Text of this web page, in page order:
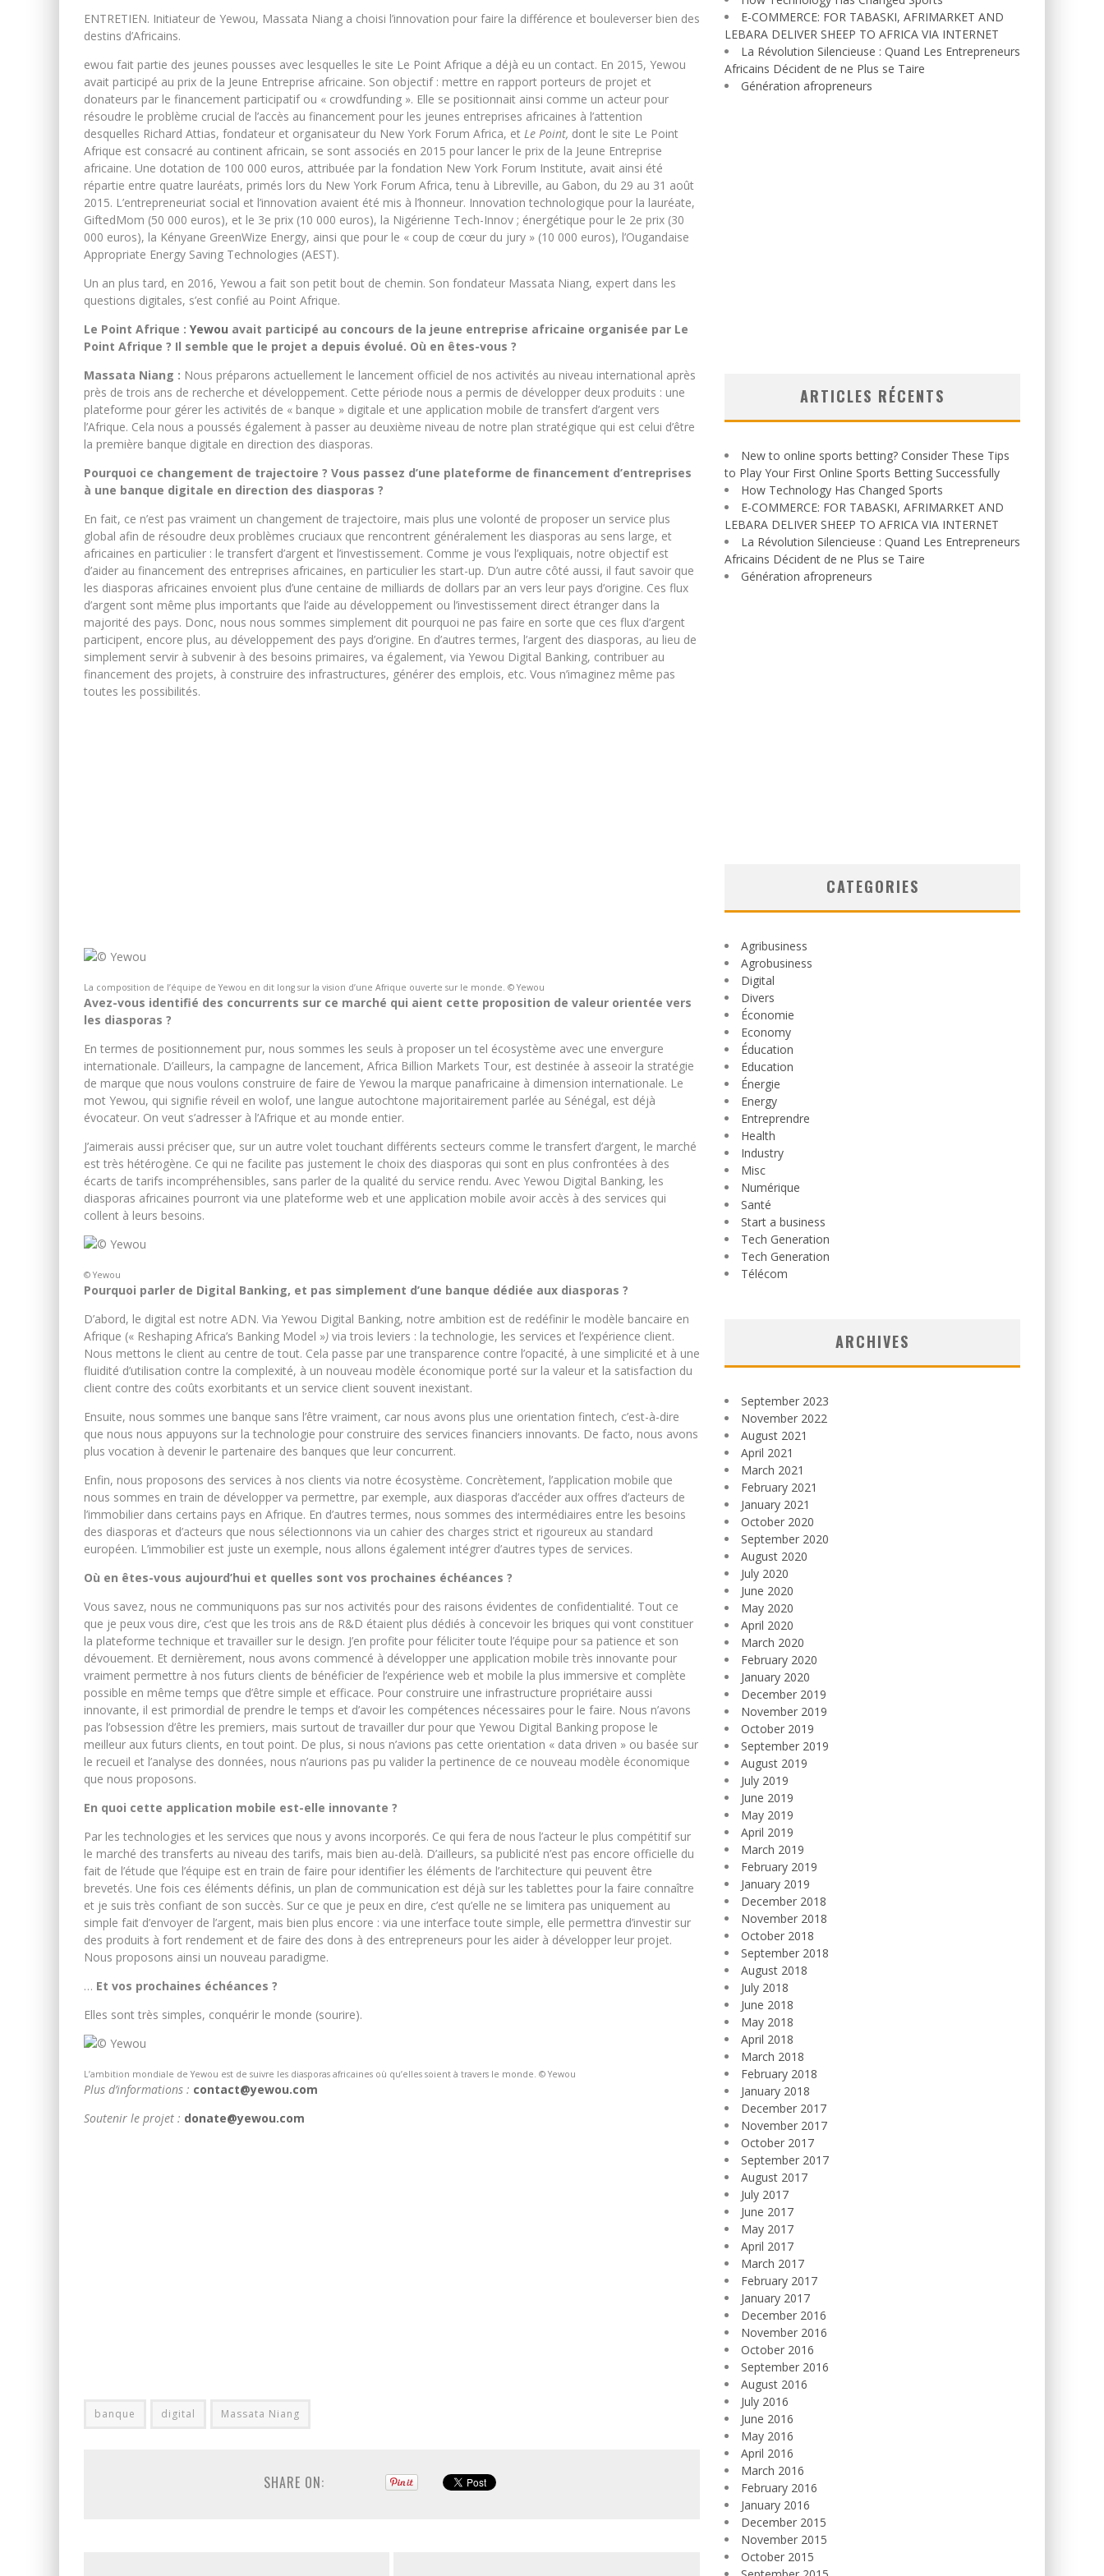
ENTRETIEN. Initiateur de Yewou, Massata Niang a choisi l’innovation pour faire la différence et bouleverser bien des
destins d’Africains.
ewou fait partie des jeunes pousses avec lesquelles le site Le Point Afrique a déjà eu un contact. En 2015, Yewou
avait participé au prix de la Jeune Entreprise africaine. Son objectif : mettre en rapport porteurs de projet et
donateurs par le financement participatif ou « crowdfunding ». Elle se positionnait ainsi comme un acteur pour
résoudre le problème crucial de l’accès au financement pour les jeunes entreprises africaines à l’attention
desquelles Richard Attias, fondateur et organisateur du New York Forum Africa, et Le Point, dont le site Le Point
Afrique est consacré au continent africain, se sont associés en 2015 pour lancer le prix de la Jeune Entreprise
africaine. Une dotation de 100 000 euros, attribuée par la fondation New York Forum Institute, avait ainsi été
répartie entre quatre lauréats, primés lors du New York Forum Africa, tenu à Libreville, au Gabon, du 29 au 31 août
2015. L’entrepreneuriat social et l’innovation avaient été mis à l’honneur. Innovation technologique pour la lauréate,
GiftedMom (50 000 euros), et le 3e prix (10 000 euros), la Nigérienne Tech-Innov ; énergétique pour le 2e prix (30
000 euros), la Kényane GreenWize Energy, ainsi que pour le « coup de cœur du jury » (10 000 euros), l’Ougandaise
Appropriate Energy Saving Technologies (AEST).
Un an plus tard, en 2016, Yewou a fait son petit bout de chemin. Son fondateur Massata Niang, expert dans les
questions digitales, s’est confié au Point Afrique.
Le Point Afrique : Yewou avait participé au concours de la jeune entreprise africaine organisée par Le
Point Afrique ? Il semble que le projet a depuis évolué. Où en êtes-vous ?
Massata Niang : Nous préparons actuellement le lancement officiel de nos activités au niveau international après
près de trois ans de recherche et développement. Cette période nous a permis de développer deux produits : une
plateforme pour gérer les activités de « banque » digitale et une application mobile de transfert d’argent vers
l’Afrique. Cela nous a poussés également à passer au deuxième niveau de notre plan stratégique qui est celui d’être
la première banque digitale en direction des diasporas.
Pourquoi ce changement de trajectoire ? Vous passez d’une plateforme de financement d’entreprises
à une banque digitale en direction des diasporas ?
En fait, ce n’est pas vraiment un changement de trajectoire, mais plus une volonté de proposer un service plus
global afin de résoudre deux problèmes cruciaux que rencontrent généralement les diasporas au sens large, et
africaines en particulier : le transfert d’argent et l’investissement. Comme je vous l’expliquais, notre objectif est
d’aider au financement des entreprises africaines, en particulier les start-up. D’un autre côté aussi, il faut savoir que
les diasporas africaines envoient plus d’une centaine de milliards de dollars par an vers leur pays d’origine. Ces flux
d’argent sont même plus importants que l’aide au développement ou l’investissement direct étranger dans la
majorité des pays. Donc, nous nous sommes simplement dit pourquoi ne pas faire en sorte que ces flux d’argent
participent, encore plus, au développement des pays d’origine. En d’autres termes, l’argent des diasporas, au lieu de
simplement servir à subvenir à des besoins primaires, va également, via Yewou Digital Banking, contribuer au
financement des projets, à construire des infrastructures, générer des emplois, etc. Vous n’imaginez même pas
toutes les possibilités.
La composition de l’équipe de Yewou en dit long sur la vision d’une Afrique ouverte sur le monde. © Yewou
Avez-vous identifié des concurrents sur ce marché qui aient cette proposition de valeur orientée vers
les diasporas ?
En termes de positionnement pur, nous sommes les seuls à proposer un tel écosystème avec une envergure
internationale. D’ailleurs, la campagne de lancement, Africa Billion Markets Tour, est destinée à asseoir la stratégie
de marque que nous voulons construire de faire de Yewou la marque panafricaine à dimension internationale. Le
mot Yewou, qui signifie réveil en wolof, une langue autochtone majoritairement parlée au Sénégal, est déjà
évocateur. On veut s’adresser à l’Afrique et au monde entier.
J’aimerais aussi préciser que, sur un autre volet touchant différents secteurs comme le transfert d’argent, le marché
est très hétérogène. Ce qui ne facilite pas justement le choix des diasporas qui sont en plus confrontées à des
écarts de tarifs incompréhensibles, sans parler de la qualité du service rendu. Avec Yewou Digital Banking, les
diasporas africaines pourront via une plateforme web et une application mobile avoir accès à des services qui
collent à leurs besoins.
© Yewou
Pourquoi parler de Digital Banking, et pas simplement d’une banque dédiée aux diasporas ?
D’abord, le digital est notre ADN. Via Yewou Digital Banking, notre ambition est de redéfinir le modèle bancaire en
Afrique (« Reshaping Africa’s Banking Model ») via trois leviers : la technologie, les services et l’expérience client.
Nous mettons le client au centre de tout. Cela passe par une transparence contre l’opacité, à une simplicité et à une
fluidité d’utilisation contre la complexité, à un nouveau modèle économique porté sur la valeur et la satisfaction du
client contre des coûts exorbitants et un service client souvent inexistant.
Ensuite, nous sommes une banque sans l’être vraiment, car nous avons plus une orientation fintech, c’est-à-dire
que nous nous appuyons sur la technologie pour construire des services financiers innovants. De facto, nous avons
plus vocation à devenir le partenaire des banques que leur concurrent.
Enfin, nous proposons des services à nos clients via notre écosystème. Concrètement, l’application mobile que
nous sommes en train de développer va permettre, par exemple, aux diasporas d’accéder aux offres d’acteurs de
l’immobilier dans certains pays en Afrique. En d’autres termes, nous sommes des intermédiaires entre les besoins
des diasporas et d’acteurs que nous sélectionnons via un cahier des charges strict et rigoureux au standard
européen. L’immobilier est juste un exemple, nous allons également intégrer d’autres types de services.
Où en êtes-vous aujourd’hui et quelles sont vos prochaines échéances ?
Vous savez, nous ne communiquons pas sur nos activités pour des raisons évidentes de confidentialité. Tout ce
que je peux vous dire, c’est que les trois ans de R&D étaient plus dédiés à concevoir les briques qui vont constituer
la plateforme technique et travailler sur le design. J’en profite pour féliciter toute l’équipe pour sa patience et son
dévouement. Et dernièrement, nous avons commencé à développer une application mobile très innovante pour
vraiment permettre à nos futurs clients de bénéficier de l’expérience web et mobile la plus immersive et complète
possible en même temps que d’être simple et efficace. Pour construire une infrastructure propriétaire aussi
innovante, il est primordial de prendre le temps et d’avoir les compétences nécessaires pour le faire. Nous n’avons
pas l’obsession d’être les premiers, mais surtout de travailler dur pour que Yewou Digital Banking propose le
meilleur aux futurs clients, en tout point. De plus, si nous n’avions pas cette orientation « data driven » ou basée sur
le recueil et l’analyse des données, nous n’aurions pas pu valider la pertinence de ce nouveau modèle économique
que nous proposons.
En quoi cette application mobile est-elle innovante ?
Par les technologies et les services que nous y avons incorporés. Ce qui fera de nous l’acteur le plus compétitif sur
le marché des transferts au niveau des tarifs, mais bien au-delà. D’ailleurs, sa publicité n’est pas encore officielle du
fait de l’étude que l’équipe est en train de faire pour identifier les éléments de l’architecture qui peuvent être
brevetés. Une fois ces éléments définis, un plan de communication est déjà sur les tablettes pour la faire connaître
et je suis très confiant de son succès. Sur ce que je peux en dire, c’est qu’elle ne se limitera pas uniquement au
simple fait d’envoyer de l’argent, mais bien plus encore : via une interface toute simple, elle permettra d’investir sur
des produits à fort rendement et de faire des dons à des entrepreneurs pour les aider à développer leur projet.
Nous proposons ainsi un nouveau paradigme.
… Et vos prochaines échéances ?
Elles sont très simples, conquérir le monde (sourire).
L’ambition mondiale de Yewou est de suivre les diasporas africaines où qu’elles soient à travers le monde. © Yewou
Plus d’informations : contact@yewou.com
Soutenir le projet : donate@yewou.com
banque digital Massata Niang
SHARE ON:
E-COMMERCE: FOR TABASKI, AFRIMARKET AND
LEBARA DELIVER SHEEP TO AFRICA VIA INTERNET
La Révolution Silencieuse : Quand Les Entrepreneurs
Africains Décident de ne Plus se Taire
Génération afropreneurs
ARTICLES RÉCENTS
New to online sports betting? Consider These Tips
to Play Your First Online Sports Betting Successfully
How Technology Has Changed Sports
E-COMMERCE: FOR TABASKI, AFRIMARKET AND
LEBARA DELIVER SHEEP TO AFRICA VIA INTERNET
La Révolution Silencieuse : Quand Les Entrepreneurs
Africains Décident de ne Plus se Taire
Génération afropreneurs
CATEGORIES
Agribusiness
Agrobusiness
Digital
Divers
Économie
Economy
Éducation
Education
Énergie
Energy
Entreprendre
Health
Industry
Misc
Numérique
Santé
Start a business
Tech Generation
Tech Generation
Télécom
ARCHIVES
September 2023
November 2022
August 2021
April 2021
March 2021
February 2021
January 2021
October 2020
September 2020
August 2020
July 2020
June 2020
May 2020
April 2020
March 2020
February 2020
January 2020
December 2019
November 2019
October 2019
September 2019
August 2019
July 2019
June 2019
May 2019
April 2019
March 2019
February 2019
January 2019
December 2018
November 2018
October 2018
September 2018
August 2018
July 2018
June 2018
May 2018
April 2018
March 2018
February 2018
January 2018
December 2017
November 2017
October 2017
September 2017
August 2017
July 2017
June 2017
May 2017
April 2017
March 2017
February 2017
January 2017
December 2016
November 2016
October 2016
September 2016
August 2016
July 2016
June 2016
May 2016
April 2016
March 2016
February 2016
January 2016
December 2015
November 2015
October 2015